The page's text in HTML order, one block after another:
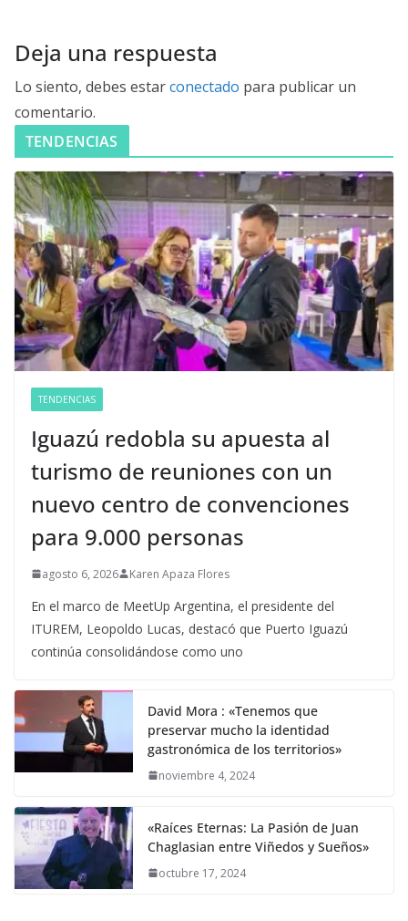
Deja una respuesta
Lo siento, debes estarconectado para publicar un
comentario.
TENDENCIAS
TENDENCIAS
Iguazú redobla su apuesta al
turismo de reuniones con un
nuevo centro de convenciones
para 9.000 personas
agosto 6, 2026 Karen Apaza Flores
En el marco de MeetUp Argentina, el presidente del
ITUREM, Leopoldo Lucas, destacó que Puerto Iguazú
continúa consolidándose como uno
David Mora : «Tenemos que
preservar mucho la identidad
gastronómica de los territorios»
noviembre 4, 2024
«Raíces Eternas: La Pasión de Juan
Chaglasian entre Viñedos y Sueños»
octubre 17, 2024